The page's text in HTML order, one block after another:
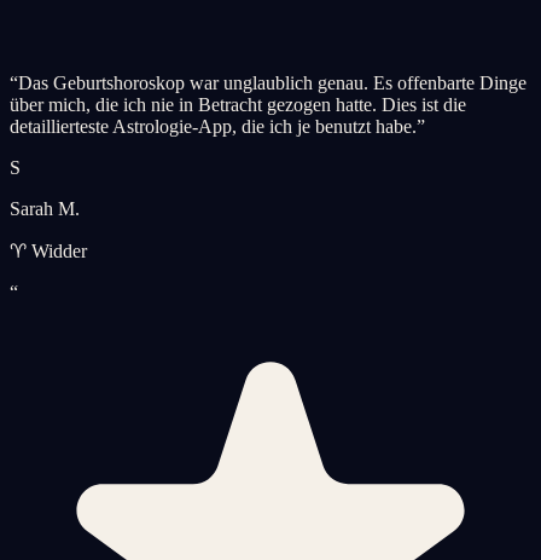
“Das Geburtshoroskop war unglaublich genau. Es offenbarte Dinge
über mich, die ich nie in Betracht gezogen hatte. Dies ist die
detaillierteste Astrologie-App, die ich je benutzt habe.”
S
Sarah M.
♈ Widder
“